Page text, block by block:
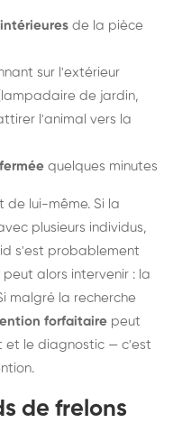
de la pièce
sur l'extérieur
de jardin,
l'animal vers la
quelques minutes
de lui-même. Si la
plusieurs individus,
s'est probablement
alors intervenir : la
malgré la recherche
forfaitaire peut
et le diagnostic — c'est
de frelons